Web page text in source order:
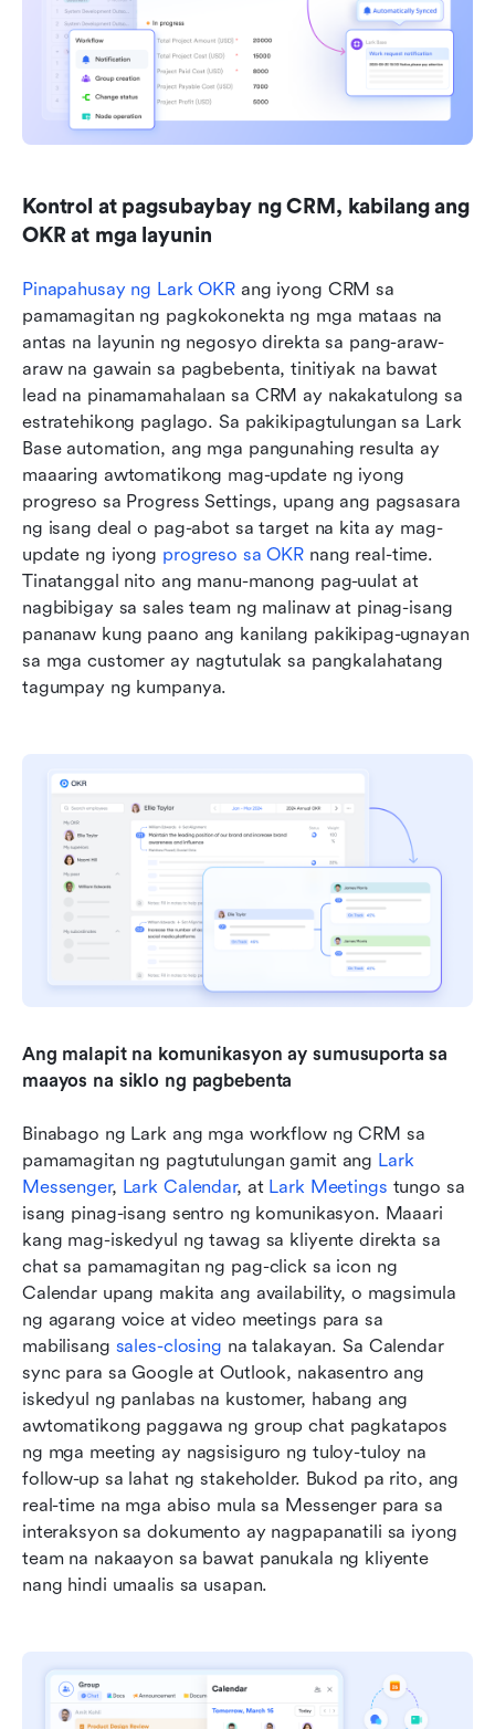
Kontrol at pagsubaybay ng CRM, kabilang ang
OKR at mga layunin
Pinapahusay ng Lark OKR ang iyong CRM sa
pamamagitan ng pagkokonekta ng mga mataas na
antas na layunin ng negosyo direkta sa pang-araw-
araw na gawain sa pagbebenta, tinitiyak na bawat
lead na pinamamahalaan sa CRM ay nakakatulong sa
estratehikong paglago. Sa pakikipagtulungan sa Lark
Base automation, ang mga pangunahing resulta ay
maaaring awtomatikong mag-update ng iyong
progreso sa Progress Settings, upang ang pagsasara
ng isang deal o pag-abot sa target na kita ay mag-
update ng iyong progreso sa OKR nang real-time.
Tinatanggal nito ang manu-manong pag-uulat at
nagbibigay sa sales team ng malinaw at pinag-isang
pananaw kung paano ang kanilang pakikipag-ugnayan
sa mga customer ay nagtutulak sa pangkalahatang
tagumpay ng kumpanya.
Ang malapit na komunikasyon ay sumusuporta sa
maayos na siklo ng pagbebenta
Binabago ng Lark ang mga workflow ng CRM sa
pamamagitan ng pagtutulungan gamit ang Lark
Messenger, Lark Calendar, at Lark Meetings tungo sa
isang pinag-isang sentro ng komunikasyon. Maaari
kang mag-iskedyul ng tawag sa kliyente direkta sa
chat sa pamamagitan ng pag-click sa icon ng
Calendar upang makita ang availability, o magsimula
ng agarang voice at video meetings para sa
mabilisang sales-closing na talakayan. Sa Calendar
sync para sa Google at Outlook, nakasentro ang
iskedyul ng panlabas na kustomer, habang ang
awtomatikong paggawa ng group chat pagkatapos
ng mga meeting ay nagsisiguro ng tuloy-tuloy na
follow-up sa lahat ng stakeholder. Bukod pa rito, ang
real-time na mga abiso mula sa Messenger para sa
interaksyon sa dokumento ay nagpapanatili sa iyong
team na nakaayon sa bawat panukala ng kliyente
nang hindi umaalis sa usapan.